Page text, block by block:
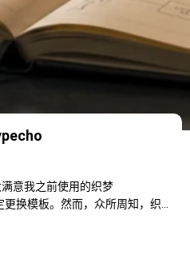
意我之前使用的织梦
更换模板。然而，众所周知，织
我想要的是一个像WordPress或
，我决定将我的网站迁移到